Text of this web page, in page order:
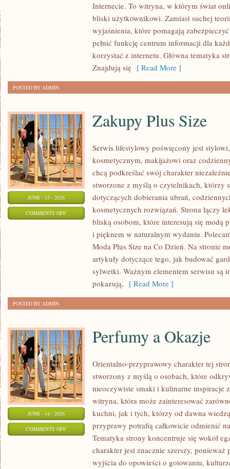
SATELITARNY
Internecie. To witryna, w którym świat
bliski użytkownikowi. Zamiast suchej
wyjaśnienia, które pomagają
pełnić funkcję centrum informacji dla
korzystać z internetu. Główna tematyka
Znajdują się [ Read More ]
POSTED BY ADMIN
JUNE - 15 - 2026
COMMENTS OFFON
Zakupy Plus Size
Serwis lifestylowy poświęcony jest
kosmetycznym, makijażowi oraz
chcą podkreślać swój charakter
stworzone z myślą o czytelnikach, którzy
dotyczących dobierania ubrań,
kosmetycznych rozwiązań. Strona łączy
bliską osobom, które interesują się modą
i pięknem w naturalnym wydaniu.
Moda Plus Size na Co Dzień. Na stronie
artykuły dotyczące tego, jak budować
sylwetki. Ważnym elementem serwisu są
pokazują, [ Read More ]
POSTED BY ADMIN
JUNE - 14 - 2026
COMMENTS OFFON
Perfumy a Okazje
Orientalno-przyprawowy charakter tej
stworzony z myślą o osobach, które
nieoczywiste smaki i kulinarne inspiracje
witryna, która może zainteresować
kuchni, jak i tych, którzy od dawna
przyprawy potrafią całkowicie odmienić
Tematyka strony koncentruje się wokół
charakter jest znacznie szerszy,
wyjścia do opowieści o gotowaniu,